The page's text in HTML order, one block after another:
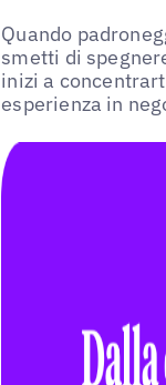
Quando
smetti di
inizi a
esperienza in